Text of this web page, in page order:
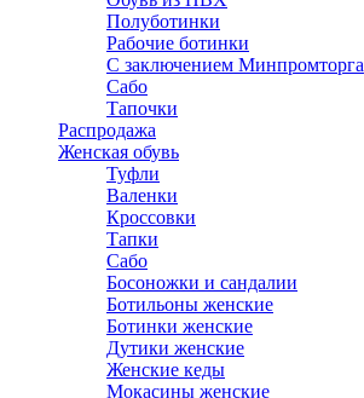
Полуботинки
Рабочие ботинки
С заключением Минпромторга
Сабо
Тапочки
Распродажа
Женская обувь
Туфли
Валенки
Кроссовки
Тапки
Сабо
Босоножки и сандалии
Ботильоны женские
Ботинки женские
Дутики женские
Женские кеды
Мокасины женские